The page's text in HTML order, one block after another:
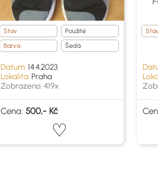
Stav
Použité
Barva
Šedá
Datum:14.4.2023
Lokalita:Praha
Zobrazeno: 419x
Cena: 500,- Kč
Stav